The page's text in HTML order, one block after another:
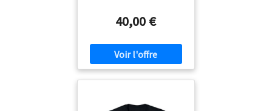
40,00 €